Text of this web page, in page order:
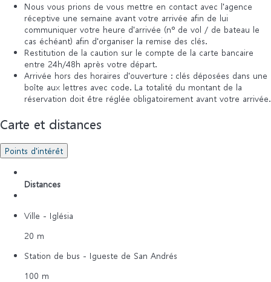
Nous vous prions de vous mettre en contact avec l'agence
réceptive une semaine avant votre arrivée afin de lui
communiquer votre heure d'arrivée (nº de vol / de bateau le
cas échéant) afin d'organiser la remise des clés.
Restitution de la caution sur le compte de la carte bancaire
entre 24h/48h après votre départ.
Arrivée hors des horaires d'ouverture : clés déposées dans une
boîte aux lettres avec code. La totalité du montant de la
réservation doit être réglée obligatoirement avant votre arrivée.
Carte et distances
Points d'intérêt
Distances
Ville - Iglésia
20 m
Station de bus - Igueste de San Andrés
100 m